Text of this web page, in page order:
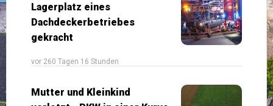
Lagerplatz eines
Dachdeckerbetriebes
gekracht
vor 260 Tagen 16 Stunden
Mutter und Kleinkind